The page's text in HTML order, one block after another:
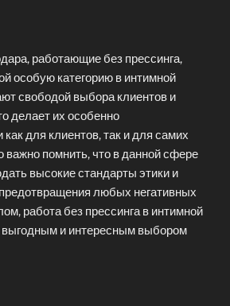
работающие без прессинга,
особую категорию в интимной
свободой выбора клиентов и
делает их особенно
для клиентов, так и для самих
важно помнить, что в данной сфере
высокие стандарты этики и
любых негативных
работа без прессинга в интимной
и интересным выбором